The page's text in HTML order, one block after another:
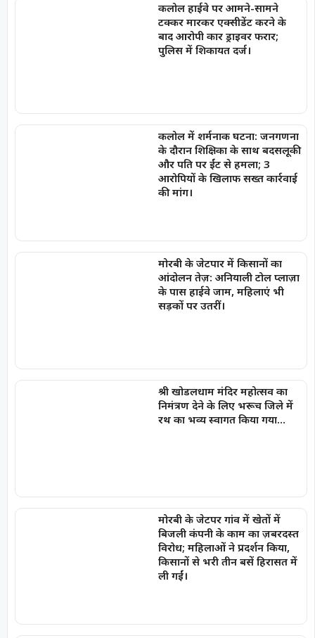
कलोल हाईवे पर आमने-सामने
टक्कर मारकर एक्सीडेंट करने के
बाद आरोपी कार ड्राइवर फरार;
पुलिस में शिकायत दर्ज।
कलोल में शर्मनाक घटना: जनगणना
के दौरान शिक्षिका के साथ बदसलूकी
और पति पर ईंट से हमला; 3
आरोपियों के खिलाफ सख्त कार्रवाई
की मांग।
मोरबी के जेटपार में किसानों का
आंदोलन तेज़: अनियाली टोल प्लाज़ा
के पास हाईवे जाम, महिलाएं भी
सड़कों पर उतरीं।
श्री खोडलधाम मंदिर महोत्सव का
निमंत्रण देने के लिए भरूच जिले में
रथ का भव्य स्वागत किया गया…
मोरबी के जेटपर गांव में खेतों में
बिजली कंपनी के काम का ज़बरदस्त
विरोध; महिलाओं ने प्रदर्शन किया,
किसानों से भरी तीन बसें हिरासत में
ली गईं।